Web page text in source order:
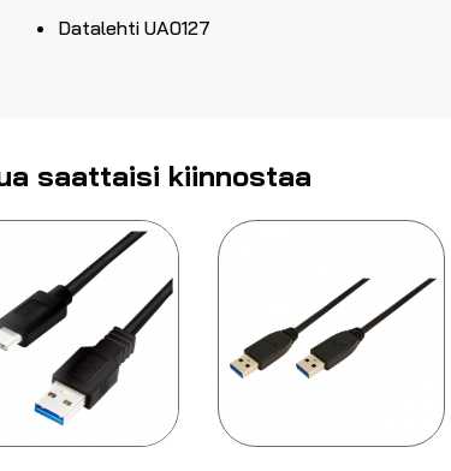
Datalehti UA0127
saattaisi kiinnostaa